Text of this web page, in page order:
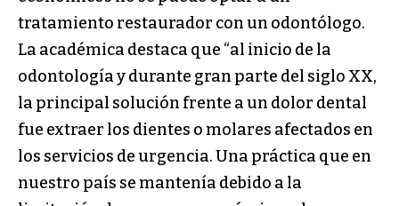
tratamiento restaurador con un odontólogo.
La académica destaca que “al inicio de la
odontología y durante gran parte del siglo XX,
la principal solución frente a un dolor dental
fue extraer los dientes o molares afectados en
los servicios de urgencia. Una práctica que en
nuestro país se mantenía debido a la